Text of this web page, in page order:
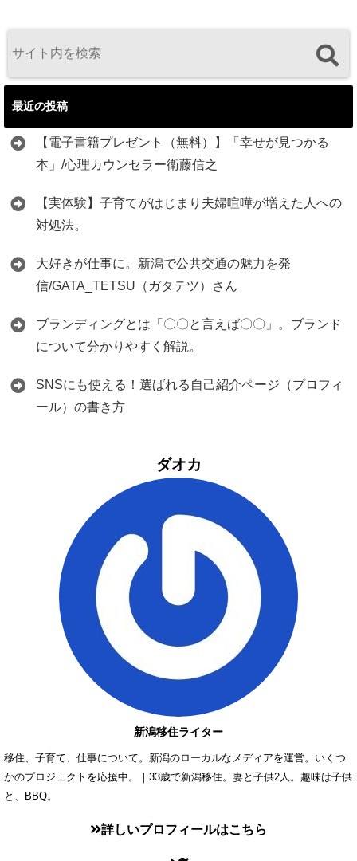
最近の投稿
【電子書籍プレゼント（無料）】「幸せが見つかる
本」/心理カウンセラー衛藤信之
【実体験】子育てがはじまり夫婦喧嘩が増えた人への
対処法。
大好きが仕事に。新潟で公共交通の魅力を発
信/GATA_TETSU（ガタテツ）さん
ブランディングとは「〇〇と言えば〇〇」。ブランド
について分かりやすく解説。
SNSにも使える！選ばれる自己紹介ページ（プロフィ
ール）の書き方
ダオカ
新潟移住ライター
移住、子育て、仕事について。新潟のローカルなメディアを運営。いくつ
かのプロジェクトを応援中。｜33歳で新潟移住。妻と子供2人。趣味は子供
と、BBQ。
詳しいプロフィールはこちら